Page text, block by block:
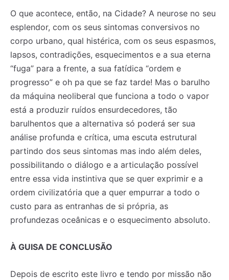
O que acontece, então, na Cidade? A neurose no seu
esplendor, com os seus sintomas conversivos no
corpo urbano, qual histérica, com os seus espasmos,
lapsos, contradições, esquecimentos e a sua eterna
“fuga” para a frente, a sua fatídica “ordem e
progresso” e oh pa que se faz tarde! Mas o barulho
da máquina neoliberal que funciona a todo o vapor
está a produzir ruídos ensurdecedores, tão
barulhentos que a alternativa só poderá ser sua
análise profunda e crítica, uma escuta estrutural
partindo dos seus sintomas mas indo além deles,
possibilitando o diálogo e a articulação possível
entre essa vida instintiva que se quer exprimir e a
ordem civilizatória que a quer empurrar a todo o
custo para as entranhas de si própria, as
profundezas oceânicas e o esquecimento absoluto.
À GUISA DE CONCLUSÃO
Depois de escrito este livro e tendo por missão não